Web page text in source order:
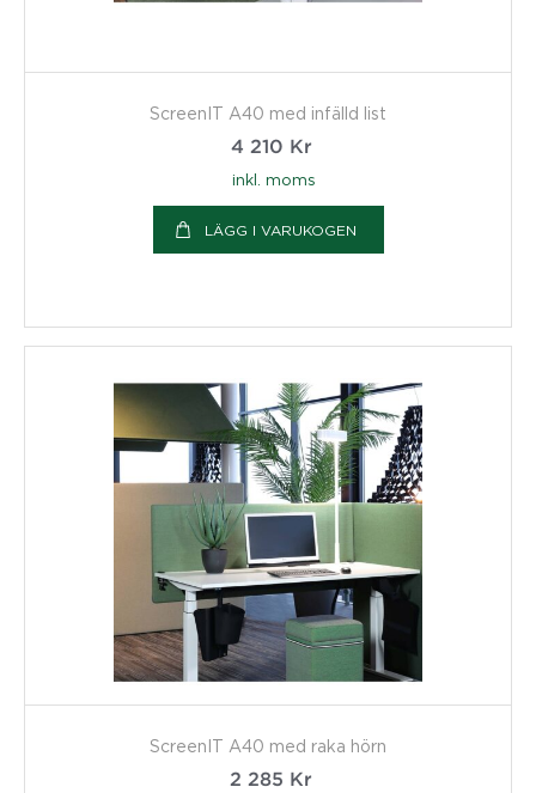
ScreenIT A40 med infälld list
4 210 Kr
inkl. moms
LÄGG I VARUKOGEN
ScreenIT A40 med raka hörn
2 285 Kr